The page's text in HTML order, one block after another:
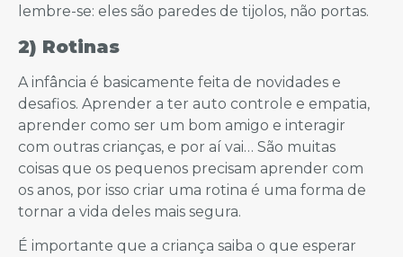
lembre-se: eles são paredes de tijolos, não portas.
2) Rotinas
A infância é basicamente feita de novidades e
desafios. Aprender a ter auto controle e empatia,
aprender como ser um bom amigo e interagir
com outras crianças, e por aí vai… São muitas
coisas que os pequenos precisam aprender com
os anos, por isso criar uma rotina é uma forma de
tornar a vida deles mais segura.
É importante que a criança saiba o que esperar